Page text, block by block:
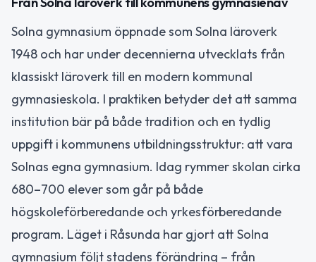
Solna gymnasium öppnade som Solna läroverk
1948 och har under decennierna utvecklats från
klassiskt läroverk till en modern kommunal
gymnasieskola. I praktiken betyder det att samma
institution bär på både tradition och en tydlig
uppgift i kommunens utbildningsstruktur: att vara
Solnas egna gymnasium. Idag rymmer skolan cirka
680–700 elever som går på både
högskoleförberedande och yrkesförberedande
program. Läget i Råsunda har gjort att Solna
gymnasium följt stadens förändring – från